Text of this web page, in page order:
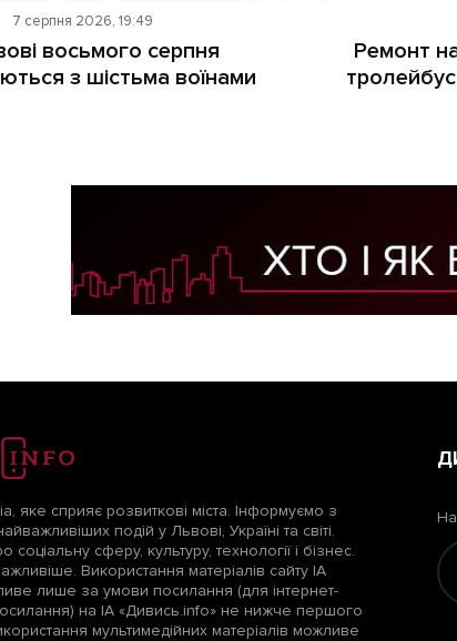
7 серпня 2026, 19:49
восьмого серпня
з шістьма воїнами
Ремонт
яке сприяє розвиткові міста. Інформуємо з
подій у Львові, Україні та світі.
соціальну сферу, культуру, технології і бізнес.
Використання матеріалів сайту ІА
лише за умови посилання (для інтернет-
на ІА «Дивись.info» не нижче першого
мультимедійних матеріалів можливе